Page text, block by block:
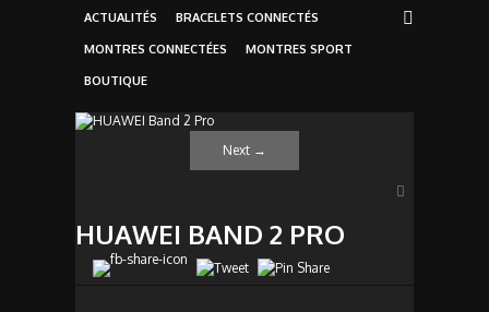
ACTUALITÉS BRACELETS CONNECTÉS
MONTRES CONNECTÉES MONTRES SPORT
BOUTIQUE
Next →
HUAWEI BAND 2 PRO